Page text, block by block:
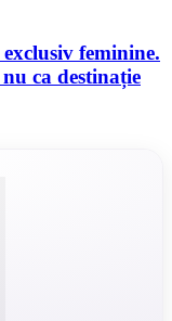
feminine.
ca destinație